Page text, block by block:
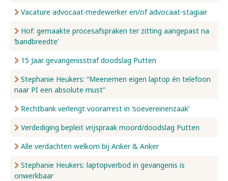
Vacature advocaat-medewerker en/of advocaat-stagiair
Hof: gemaakte procesafspraken ter zitting aangepast na
‘bandbreedte’
15 Jaar gevangenisstraf doodslag Putten
Stephanie Heukers: “Meenemen eigen laptop én telefoon
naar PI een absolute must"
Rechtbank verlengt voorarrest in ‘soevereinenzaak’
Verdediging bepleit vrijspraak moord/doodslag Putten
Alle verdachten welkom bij Anker & Anker
Stephanie Heukers: laptopverbod in gevangenis is
onwerkbaar